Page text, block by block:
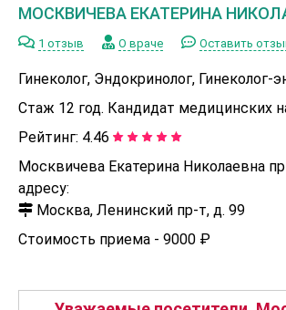
МОСКВИЧЕВА ЕКАТЕРИНА
1 отзыв О враче Оставить
Гинеколог, Эндокринолог, Гинеколог-
Стаж 12 год. Кандидат медицинских
Рейтинг: 4.46
Москвичева Екатерина Николаевна
адресу:
Москва, Ленинский пр-т, д. 99
Стоимость приема - 9000 ₽